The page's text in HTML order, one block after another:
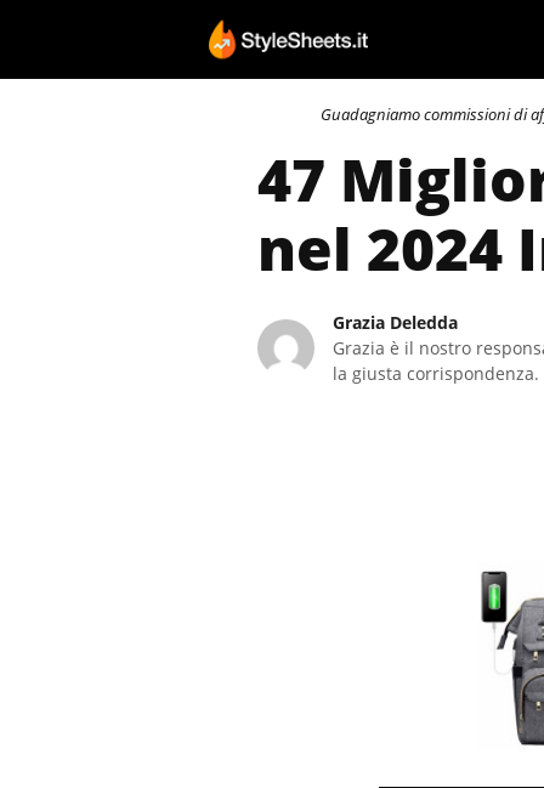
contenuto
Guadagniamo commissioni di
47
nel 2024
Grazia Deledda
Grazia è il nostro
la giusta